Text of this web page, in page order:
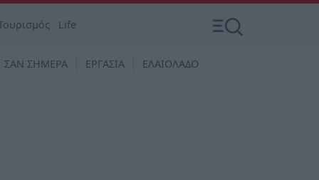
Life
ΣΑΝ ΣΗΜΕΡΑ ΕΡΓΑΣΙΑ ΕΛΑΙΟΛΑΔΟ